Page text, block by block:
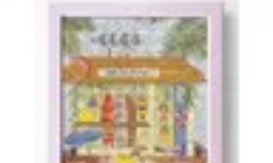
Astuces et conseilsAstuces et ConseilsInfo & conseils
Offres et Promotions
Deal Boutique Express